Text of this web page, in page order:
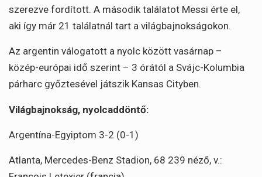
szerezve fordított. A második találatot Messi érte el,
aki így már 21 találatnál tart a világbajnokságokon.
Az argentin válogatott a nyolc között vasárnap –
közép-európai idő szerint – 3 órától a Svájc-Kolumbia
párharc győztesével játszik Kansas Cityben.
Világbajnokság, nyolcaddöntő:
Argentína-Egyiptom 3-2 (0-1)
Atlanta, Mercedes-Benz Stadion, 68 239 néző, v.: